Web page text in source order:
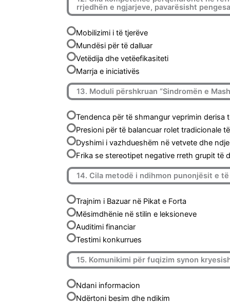
rrjedhën e ngjarjeve, pavarësisht
Mobilizimi i të tjerëve
Mundësi për të dalluar
Vetëdija dhe vetëefikasiteti
Marrja e iniciativës
13. Moduli përshkruan “Sindromën e
Tendenca për të shmangur veprimin
Presioni për të balancuar rolet tradicionale
Dyshimi i vazhdueshëm në vetvete dhe
Frika se stereotipet negative rreth grupit të
14. Cila metodë i ndihmon punonjësit e
Trajnim i Bazuar në Pikat e Forta
Mësimdhënie në stilin e leksioneve
Auditimi financiar
Testimi konkurrues
15. Komunikimi për fuqizim synon
Ndani informacion
Ndërtoni besim dhe ndikim